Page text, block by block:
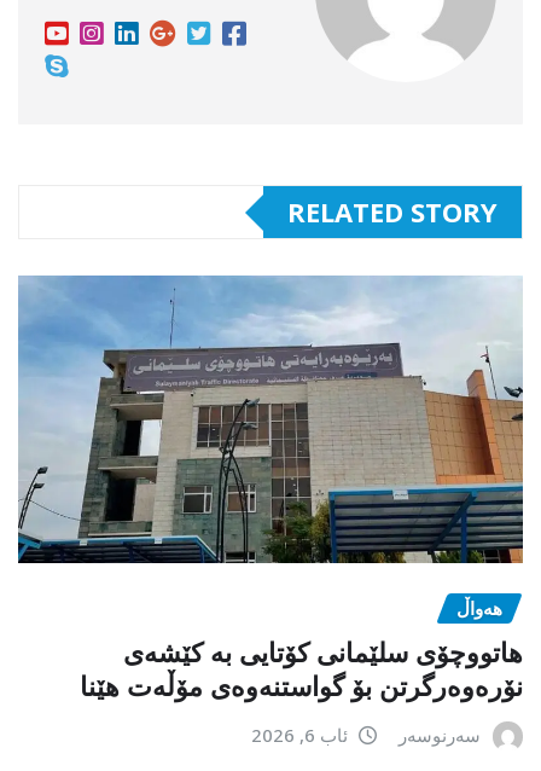
RELATED STORY
هەواڵ
هاتووچۆی سلێمانی کۆتایی بە کێشەی
نۆرەوەرگرتن بۆ گواستنەوەی مۆڵەت هێنا
سەرنوسەر ئاب 6, 2026